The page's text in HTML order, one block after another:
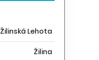
Žilinská Lehota
Žilina